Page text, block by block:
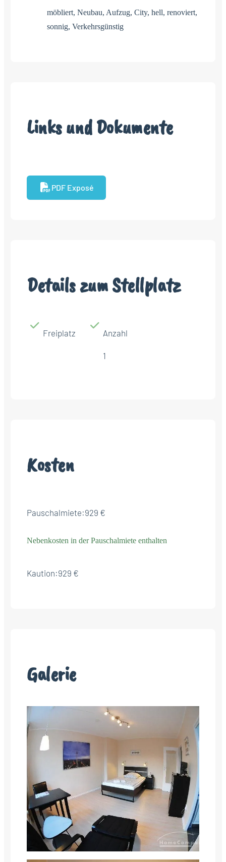
möbliert, Neubau, Aufzug, City, hell, renoviert,
sonnig, Verkehrsgünstig
Links und Dokumente
PDF Exposé
Details zum Stellplatz
Freiplatz Anzahl
1
Kosten
Pauschalmiete:929 €
Nebenkosten in der Pauschalmiete enthalten
Kaution:929 €
Galerie